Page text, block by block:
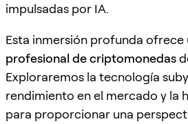
impulsadas por IA.
Esta inmersión profunda ofrece
profesional de criptomonedas
Exploraremos la tecnología
rendimiento en el mercado y la
para proporcionar una